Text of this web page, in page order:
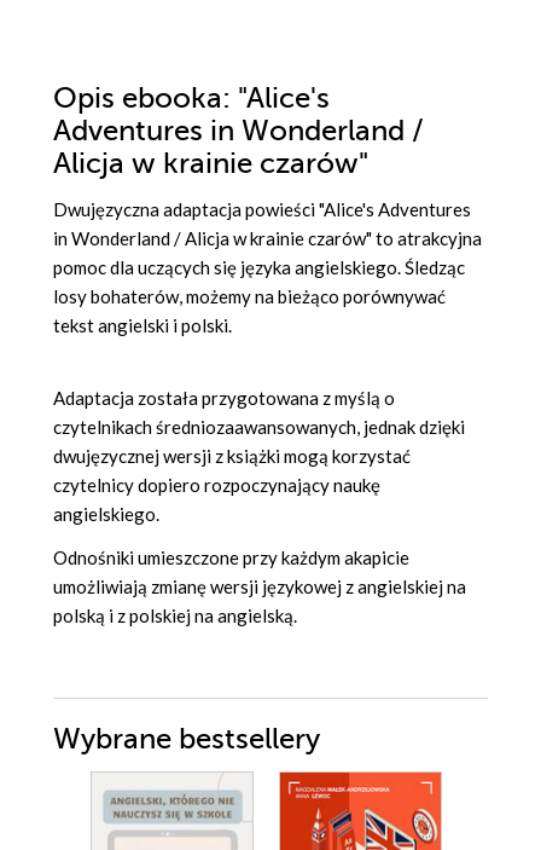
Opis ebooka: "Alice's
Adventures in Wonderland /
Alicja w krainie czarów"
Dwujęzyczna adaptacja powieści "Alice's Adventures
in Wonderland / Alicja w krainie czarów" to atrakcyjna
pomoc dla uczących się języka angielskiego. Śledząc
losy bohaterów, możemy na bieżąco porównywać
tekst angielski i polski.
Adaptacja została przygotowana z myślą o
czytelnikach średniozaawansowanych, jednak dzięki
dwujęzycznej wersji z książki mogą korzystać
czytelnicy dopiero rozpoczynający naukę
angielskiego.
Odnośniki umieszczone przy każdym akapicie
umożliwiają zmianę wersji językowej z angielskiej na
polską i z polskiej na angielską.
Wybrane bestsellery